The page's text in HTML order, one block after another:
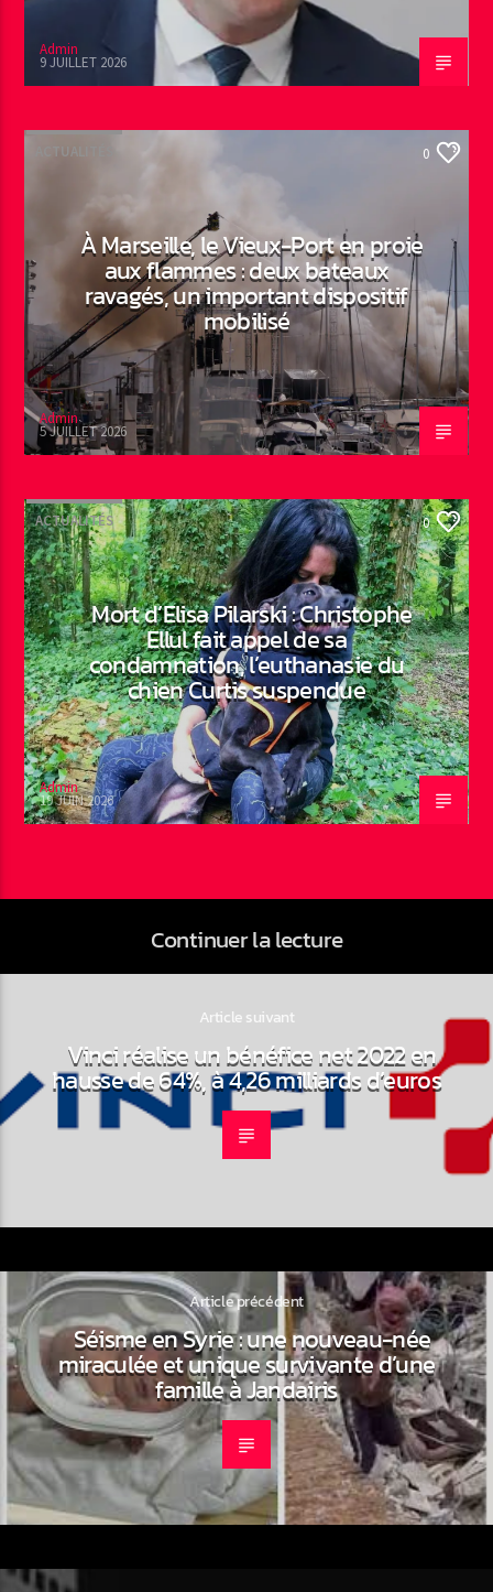
Admin
9 JUILLET 2026
ACTUALITÉS 0
À Marseille, le Vieux-Port en proie
aux flammes : deux bateaux
ravagés, un important dispositif
mobilisé
Admin
5 JUILLET 2026
ACTUALITÉS 0
Mort d’Elisa Pilarski : Christophe
Ellul fait appel de sa
condamnation, l’euthanasie du
chien Curtis suspendue
Admin
19 JUIN 2026
Continuer la lecture
Article suivant
Vinci réalise un bénéfice net 2022 en
hausse de 64%, à 4,26 milliards d’euros
Article précédent
Séisme en Syrie : une nouveau-née
miraculée et unique survivante d’une
famille à Jandairis